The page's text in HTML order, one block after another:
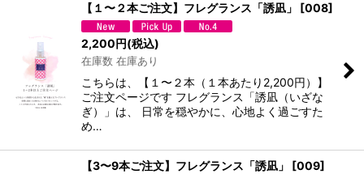
【１〜２本ご注文】フレグランス「誘凪」 [008]
2,200円(税込)
在庫数 在庫あり
こちらは、【１〜２本（１本あたり2,200円）】
ご注文ページです フレグランス「誘凪（いざな
ぎ）」は、 日常を穏やかに、心地よく過ごすた
め…
【3〜9本ご注文】フレグランス「誘凪」 [009]